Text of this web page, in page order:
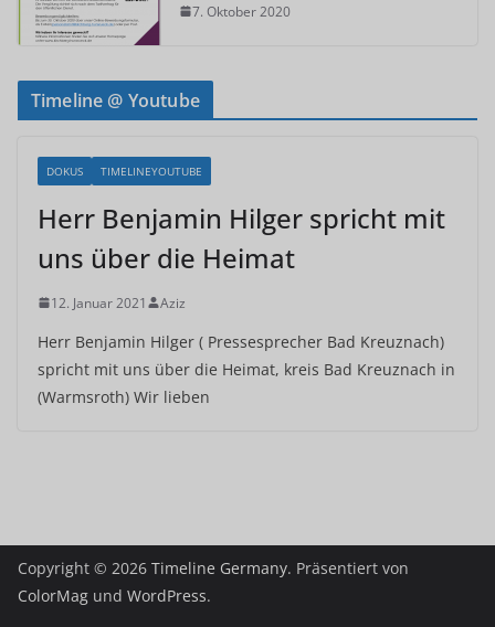
7. Oktober 2020
Timeline @ Youtube
DOKUS TIMELINEYOUTUBE
Herr Benjamin Hilger spricht mit
uns über die Heimat
12. Januar 2021 Aziz
Herr Benjamin Hilger ( Pressesprecher Bad Kreuznach)
spricht mit uns über die Heimat, kreis Bad Kreuznach in
(Warmsroth) Wir lieben
Copyright © 2026 Timeline Germany. Präsentiert von
ColorMag und WordPress.